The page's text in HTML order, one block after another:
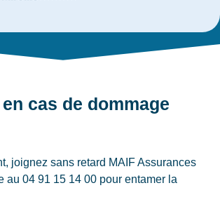
cas de dommage
joignez sans retard MAIF Assurances
au 04 91 15 14 00 pour entamer la